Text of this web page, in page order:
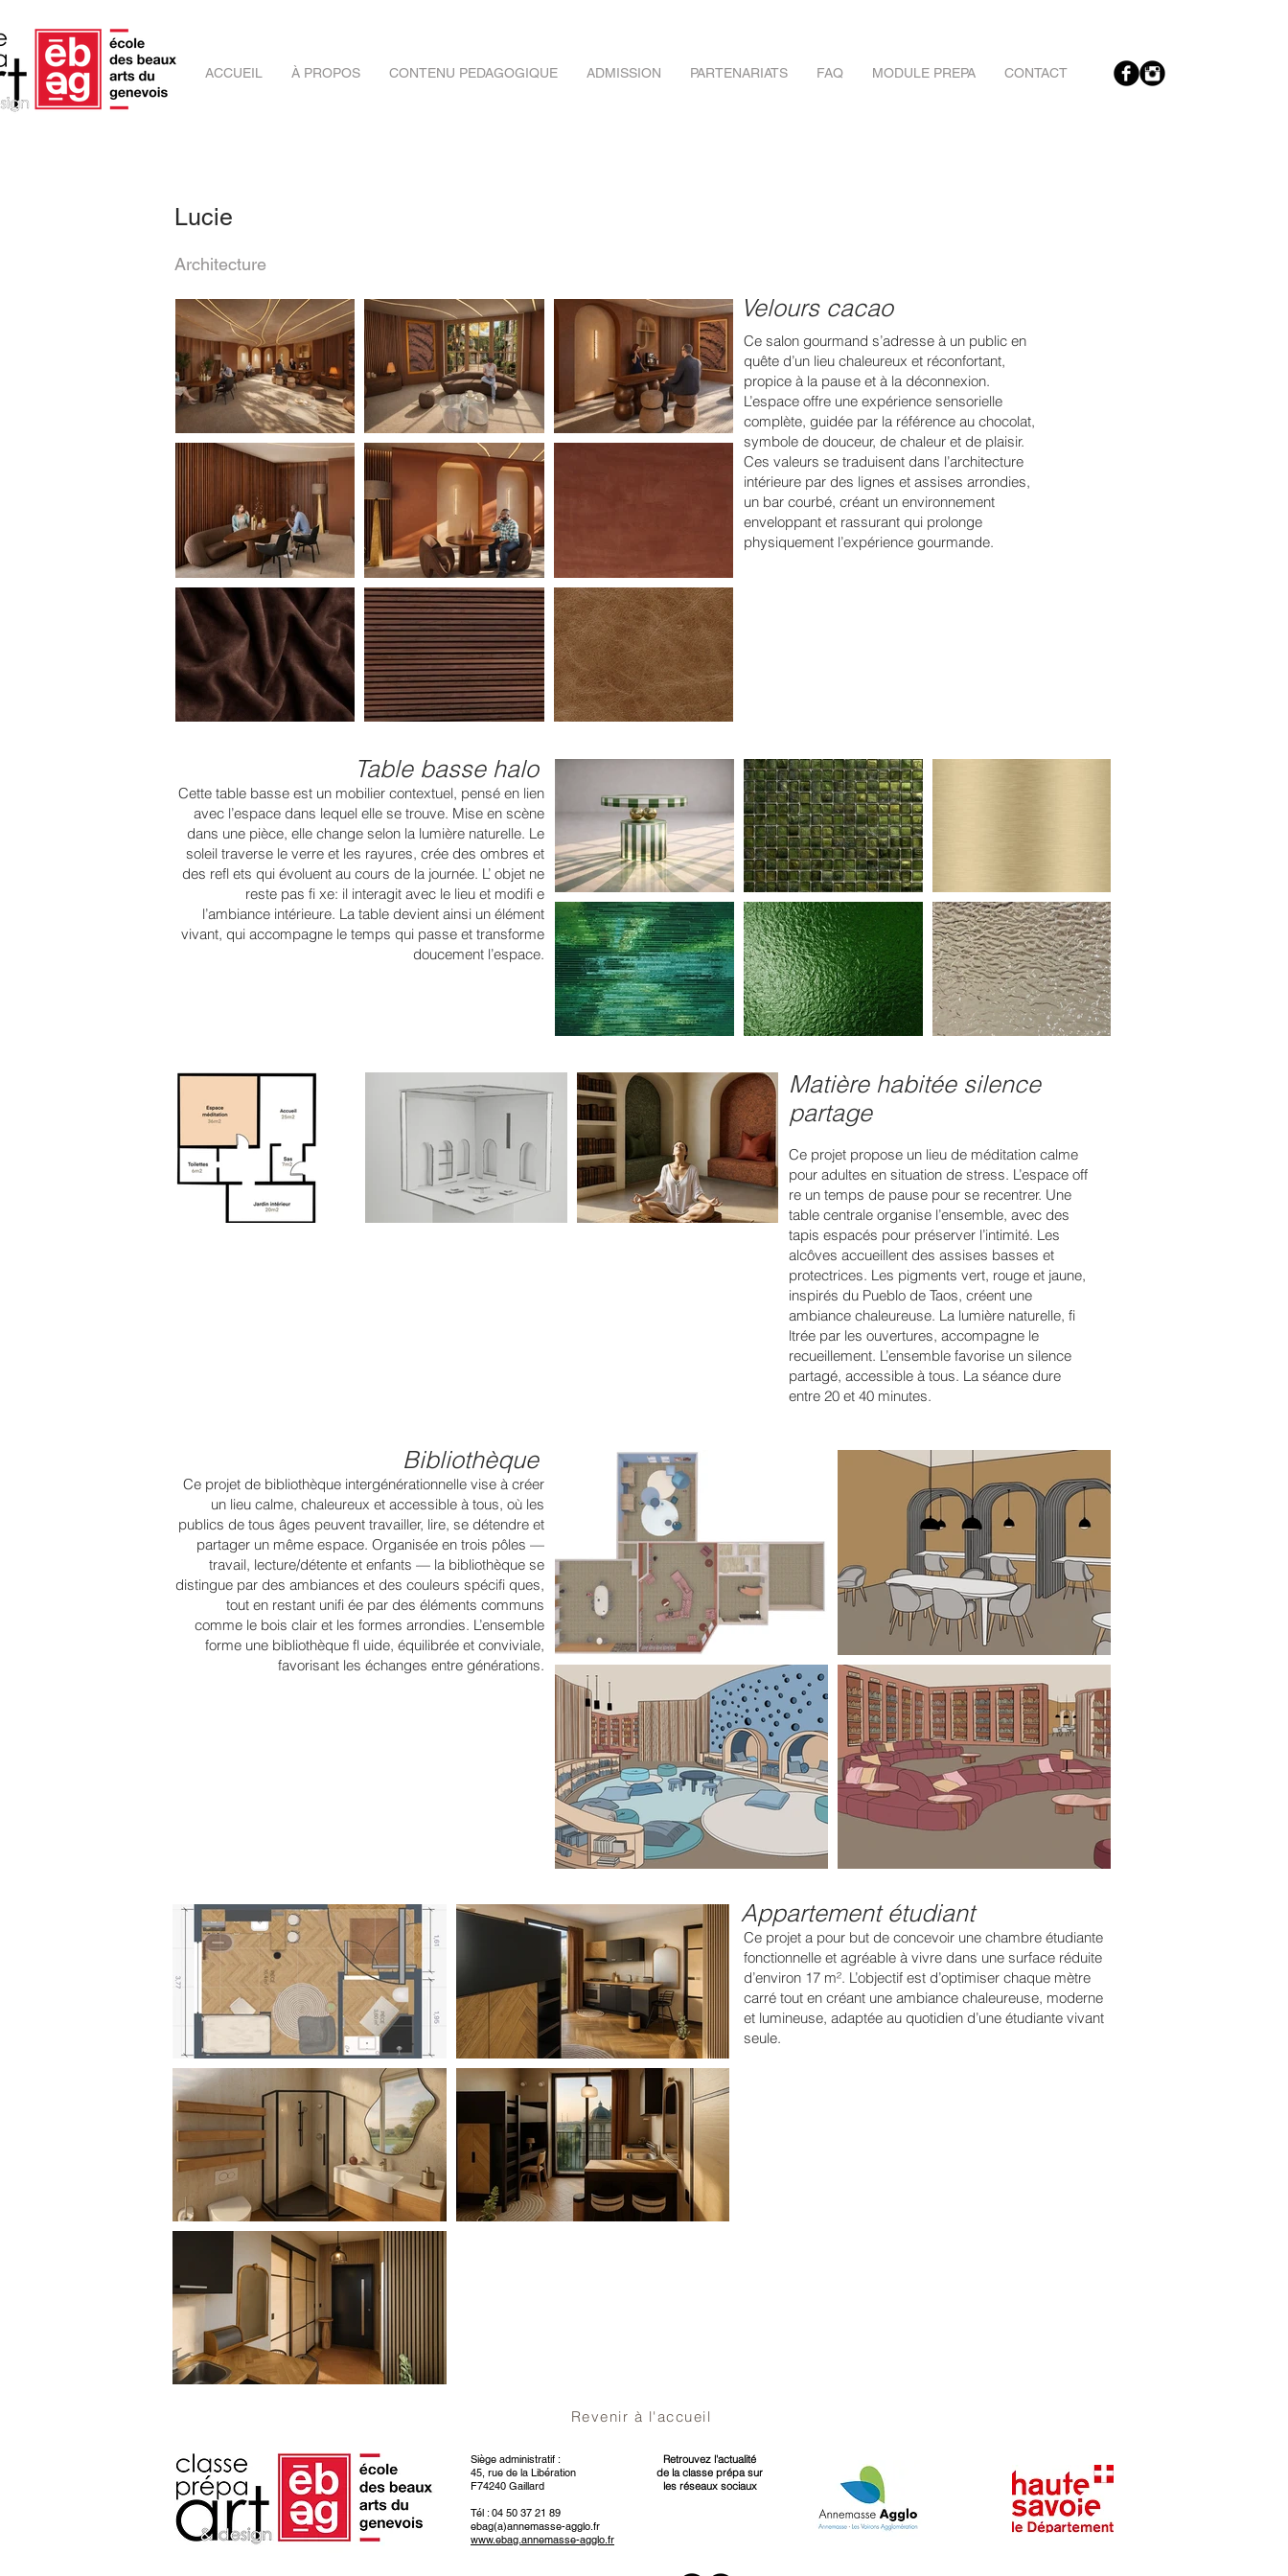
ACCUEIL À PROPOS CONTENU PEDAGOGIQUE ADMISSION PARTENARIATS FAQ MODULE PREPA CONTACT
Lucie
Architecture
Velours cacao
Ce salon gourmand s’adresse à un public en
quête d’un lieu chaleureux et réconfortant,
propice à la pause et à la déconnexion.
L’espace offre une expérience sensorielle
complète, guidée par la référence au chocolat,
symbole de douceur, de chaleur et de plaisir.
Ces valeurs se traduisent dans l’architecture
intérieure par des lignes et assises arrondies,
un bar courbé, créant un environnement
enveloppant et rassurant qui prolonge
physiquement l’expérience gourmande.
Table basse halo
Cette table basse est un mobilier contextuel, pensé en lien
avec l’espace dans lequel elle se trouve. Mise en scène
dans une pièce, elle change selon la lumière naturelle. Le
soleil traverse le verre et les rayures, crée des ombres et
des refl ets qui évoluent au cours de la journée. L’ objet ne
reste pas fi xe: il interagit avec le lieu et modifi e
l’ambiance intérieure. La table devient ainsi un élément
vivant, qui accompagne le temps qui passe et transforme
doucement l’espace.
Matière habitée silence
partage
Ce projet propose un lieu de méditation calme
pour adultes en situation de stress. L’espace off
re un temps de pause pour se recentrer. Une
table centrale organise l’ensemble, avec des
tapis espacés pour préserver l’intimité. Les
alcôves accueillent des assises basses et
protectrices. Les pigments vert, rouge et jaune,
inspirés du Pueblo de Taos, créent une
ambiance chaleureuse. La lumière naturelle, fi
ltrée par les ouvertures, accompagne le
recueillement. L’ensemble favorise un silence
partagé, accessible à tous. La séance dure
entre 20 et 40 minutes.
Bibliothèque
Ce projet de bibliothèque intergénérationnelle vise à créer
un lieu calme, chaleureux et accessible à tous, où les
publics de tous âges peuvent travailler, lire, se détendre et
partager un même espace. Organisée en trois pôles —
travail, lecture/détente et enfants — la bibliothèque se
distingue par des ambiances et des couleurs spécifi ques,
tout en restant unifi ée par des éléments communs
comme le bois clair et les formes arrondies. L’ensemble
forme une bibliothèque fl uide, équilibrée et conviviale,
favorisant les échanges entre générations.
Appartement étudiant
Ce projet a pour but de concevoir une chambre étudiante
fonctionnelle et agréable à vivre dans une surface réduite
d’environ 17 m². L’objectif est d’optimiser chaque mètre
carré tout en créant une ambiance chaleureuse, moderne
et lumineuse, adaptée au quotidien d’une étudiante vivant
seule.
Revenir à l'accueil
Siège administratif :
45, rue de la Libération
F74240 Gaillard
Tél : 04 50 37 21 89
ebag(a)annemasse-agglo.fr
www.ebag.annemasse-agglo.fr
Retrouvez l'actualité
de la classe prépa sur
les réseaux sociaux